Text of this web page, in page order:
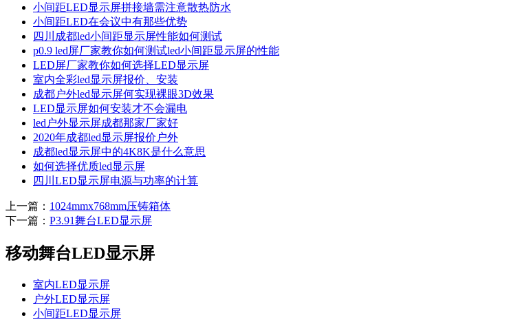
小间距LED显示屏拼接墙需注意散热防水
小间距LED在会议中有那些优势
四川成都led小间距显示屏性能如何测试
p0.9 led屏厂家教你如何测试led小间距显示屏的性能
LED屏厂家教你如何选择LED显示屏
室内全彩led显示屏报价、安装
成都户外led显示屏何实现裸眼3D效果
LED显示屏如何安装才不会漏电
led户外显示屏成都那家厂家好
2020年成都led显示屏报价户外
成都led显示屏中的4K8K是什么意思
如何选择优质led显示屏
四川LED显示屏电源与功率的计算
上一篇： 1024mmx768mm压铸箱体
下一篇： P3.91舞台LED显示屏
移动舞台LED显示屏
室内LED显示屏
户外LED显示屏
小间距LED显示屏